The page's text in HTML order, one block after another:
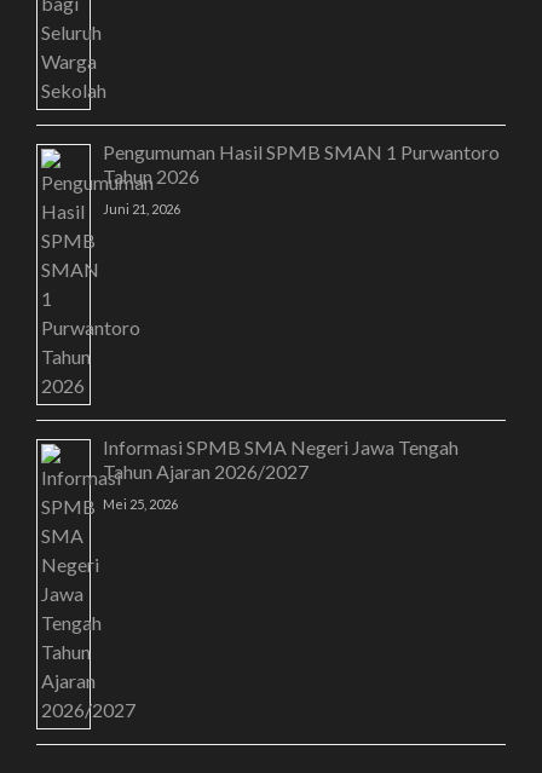
Pengumuman Hasil SPMB SMAN 1 Purwantoro
Tahun 2026
Juni 21, 2026
Informasi SPMB SMA Negeri Jawa Tengah
Tahun Ajaran 2026/2027
Mei 25, 2026